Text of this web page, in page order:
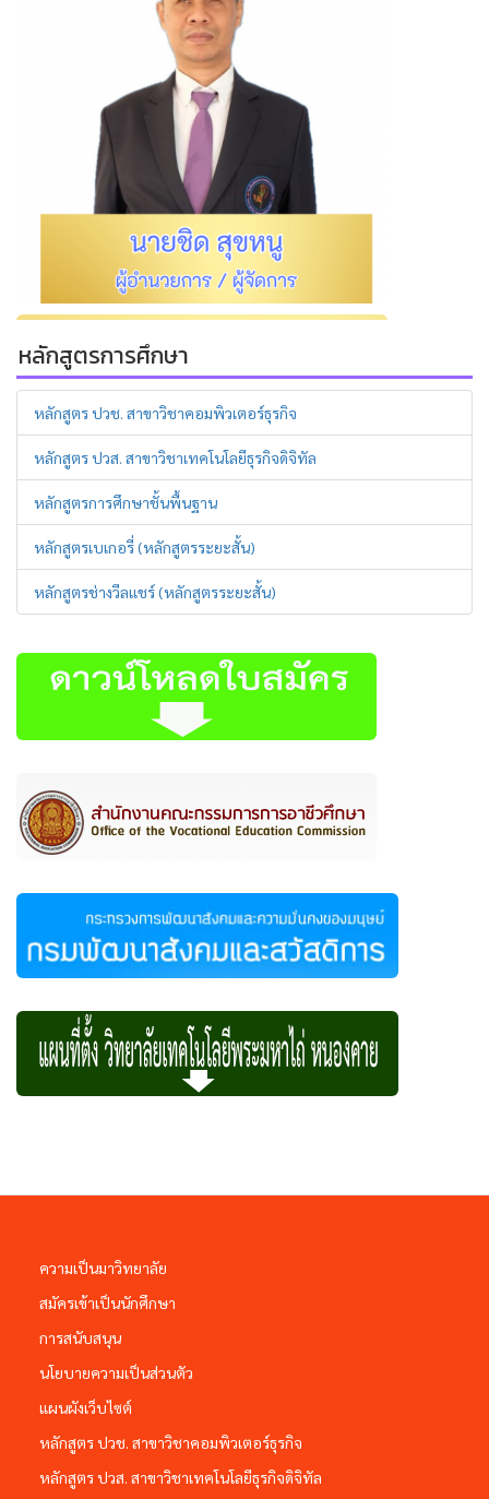
หลักสูตรการศึกษา
หลักสูตร ปวช. สาขาวิชาคอมพิวเตอร์ธุรกิจ
หลักสูตร ปวส. สาขาวิชาเทคโนโลยีธุรกิจดิจิทัล
หลักสูตรการศึกษาชั้นพื้นฐาน
หลักสูตรเบเกอรี่ (หลักสูตรระยะสั้น)
หลักสูตรช่างวีลแชร์ (หลักสูตรระยะสั้น)
ความเป็นมาวิทยาลัย
สมัครเข้าเป็นนักศึกษา
การสนับสนุน
นโยบายความเป็นส่วนตัว
แผนผังเว็บไซต์
หลักสูตร ปวช. สาขาวิชาคอมพิวเตอร์ธุรกิจ
หลักสูตร ปวส. สาขาวิชาเทคโนโลยีธุรกิจดิจิทัล